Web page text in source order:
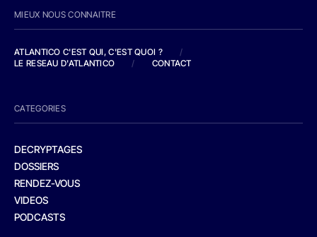
MIEUX NOUS CONNAITRE
ATLANTICO C'EST QUI, C'EST QUOI ?
/
LE RESEAU D'ATLANTICO
/ CONTACT
CATEGORIES
DECRYPTAGES
DOSSIERS
RENDEZ-VOUS
VIDEOS
PODCASTS